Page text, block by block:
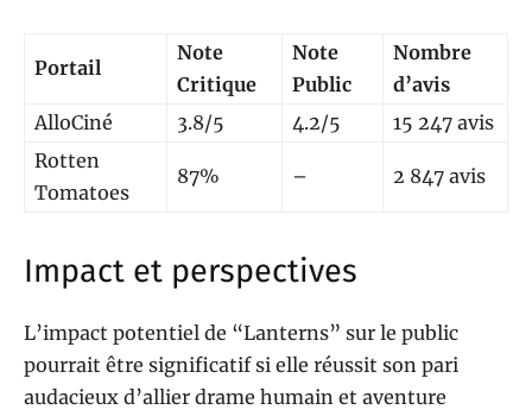
Portail
Note
Critique
Note
Public
Nombre
d’avis
AlloCiné
3.8/5 4.2/5
15 247 avis
Rotten
Tomatoes
87% – 2 847 avis
Impact et perspectives
L’impact potentiel de “Lanterns” sur le public
pourrait être significatif si elle réussit son pari
audacieux d’allier drame humain et aventure